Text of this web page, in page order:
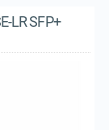
LR SFP+